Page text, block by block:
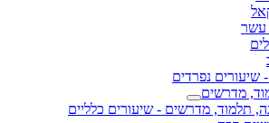
עשר
שיעורים נפרדים
מדרשים
תלמוד, מדרשים - שיעורים כלליים